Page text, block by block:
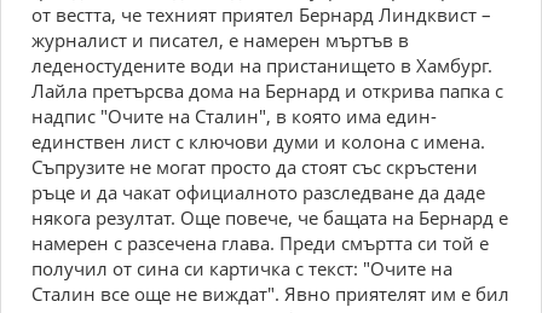
от вестта, че техният приятел Бернард Линдквист –
журналист и писател, е намерен мъртъв в
леденостудените води на пристанището в Хамбург.
Лайла претърсва дома на Бернард и открива папка с
надпис "Очите на Сталин", в която има един-
единствен лист с ключови думи и колона с имена.
Съпрузите не могат просто да стоят със скръстени
ръце и да чакат официалното разследване да даде
някога резултат. Още повече, че бащата на Бернард е
намерен с разсечена глава. Преди смъртта си той е
получил от сина си картичка с текст: "Очите на
Сталин все още не виждат". Явно приятелят им е бил